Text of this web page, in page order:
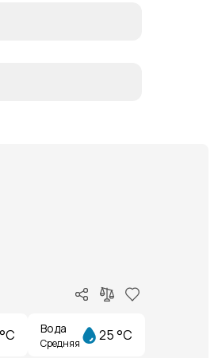
Вода
Средняя 25 °C